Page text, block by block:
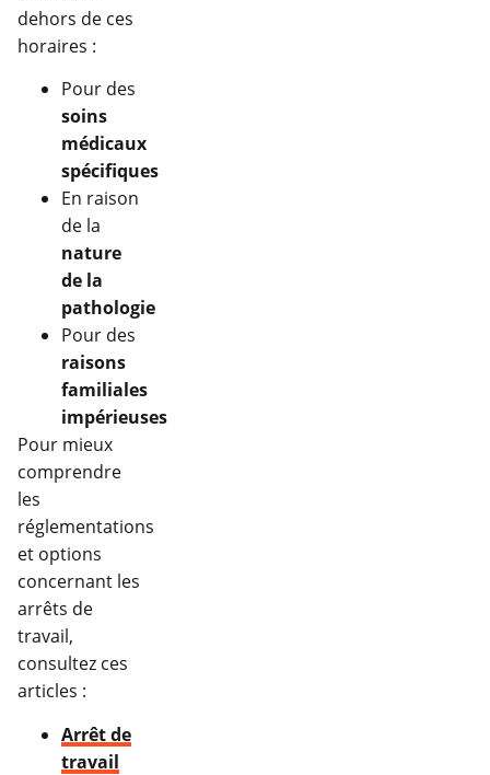
dehors de ces
horaires :
Pour des
soins
médicaux
spécifiques
En raison
de la
nature
de la
pathologie
Pour des
raisons
familiales
impérieuses
Pour mieux
comprendre
les
réglementations
et options
concernant les
arrêts de
travail,
consultez ces
articles :
Arrêt de
travail